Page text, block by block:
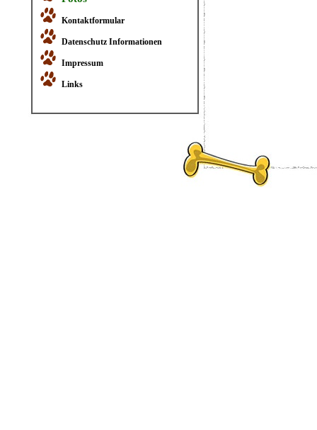
Kontaktformular
Datenschutz Informationen
Impressum
Links